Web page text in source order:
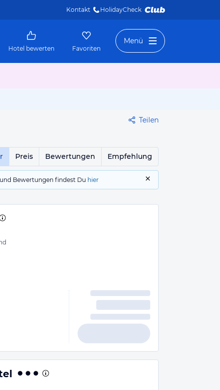
Kontakt HolidayCheck
Hotel bewerten Favoriten
Menü
Teilen
Preis Bewertungen Empfehlung
Bewertungen findest Du hier